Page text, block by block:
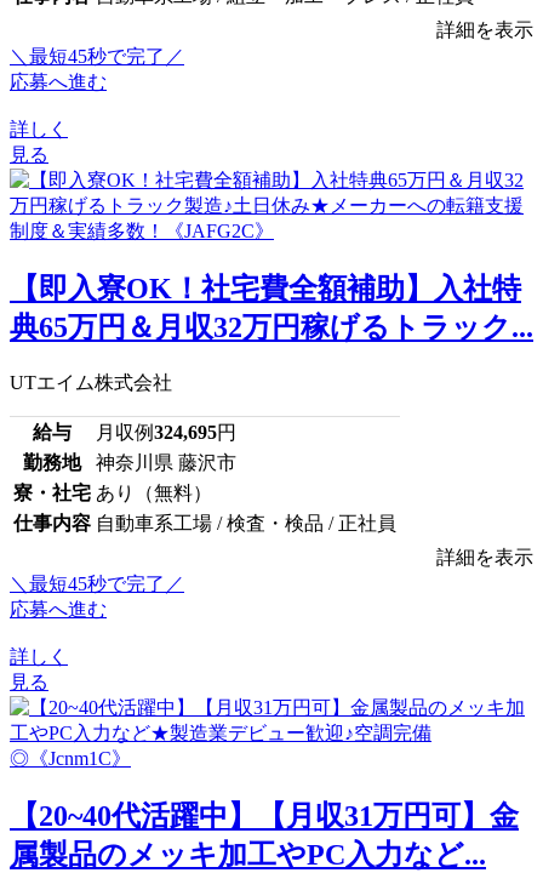
詳細を表示
＼最短45秒で完了／
応募へ進む
詳しく
見る
【即入寮OK！社宅費全額補助】入社特
典65万円＆月収32万円稼げるトラック...
UTエイム株式会社
給与 月収例324,695円
勤務地
神奈川県 藤沢市
寮・社宅 あり（無料）
仕事内容 自動車系工場 / 検査・検品 / 正社員
詳細を表示
＼最短45秒で完了／
応募へ進む
詳しく
見る
【20~40代活躍中】【月収31万円可】金
属製品のメッキ加工やPC入力など...